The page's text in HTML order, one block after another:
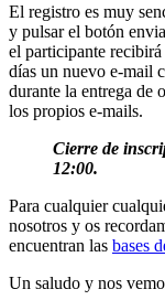
El registro es muy
y pulsar el botón
el participante
días un nuevo e-mail
durante la entrega de
los propios e-mails.
Cierre de
12:00.
Para cualquier
nosotros y os
encuentran las bases
Un saludo y nos